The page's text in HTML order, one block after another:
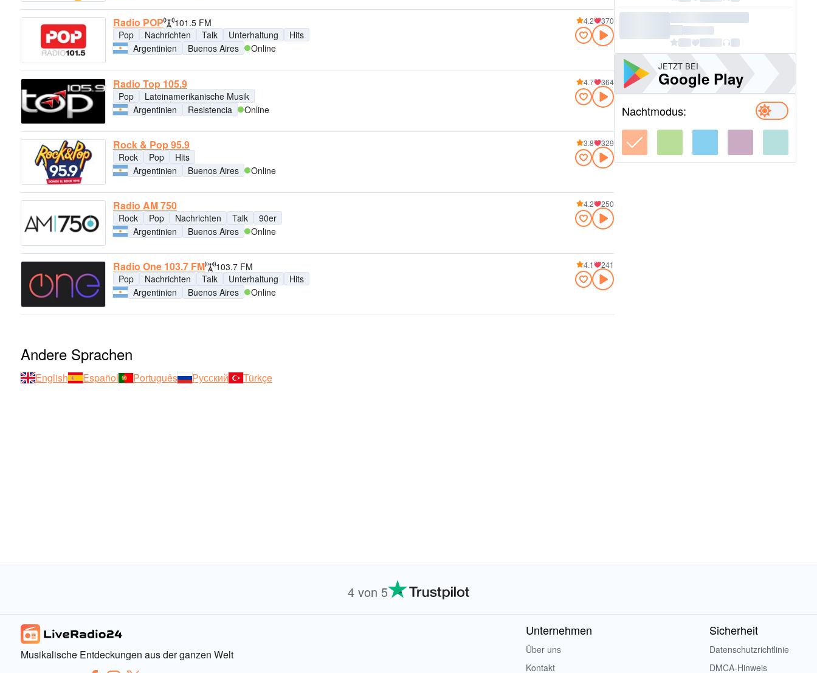
Radio POP
101.5 FM
Pop
Nachrichten Talk Unterhaltung
Hits
Argentinien
Buenos Aires Online
4.2 370
Radio Top 105.9
Pop
Lateinamerikanische Musik
Argentinien
Resistencia Online
4.7 364
Rock & Pop 95.9
Rock Pop
Hits
Argentinien
Buenos Aires Online
3.8 329
Radio AM 750
Rock Pop Nachrichten Talk
90er
Argentinien
Buenos Aires Online
4.2 250
Radio One 103.7 FM
103.7 FM
Pop
Nachrichten Talk Unterhaltung
Hits
Argentinien
Buenos Aires Online
4.1 241
Andere Sprachen
English Español Português Русский Türkçe
JETZT BEI
Google Play
Nachtmodus:
4 von 5
Musikalische Entdeckungen aus der ganzen Welt
Unternehmen
Über uns
Kontakt
Sicherheit
Datenschutzrichtlinie
DMCA-Hinweis